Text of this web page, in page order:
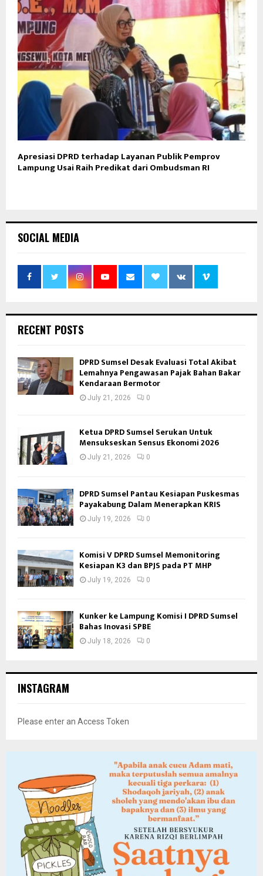
Apresiasi DPRD terhadap Layanan Publik Pemprov
Lampung Usai Raih Predikat dari Ombudsman RI
SOCIAL MEDIA
RECENT POSTS
DPRD Sumsel Desak Evaluasi Total Akibat
Lemahnya Pengawasan Pajak Bahan Bakar
Kendaraan Bermotor
July 21, 2026 0
Ketua DPRD Sumsel Serukan Untuk
Mensukseskan Sensus Ekonomi 2026
July 21, 2026 0
DPRD Sumsel Pantau Kesiapan Puskesmas
Payakabung Dalam Menerapkan KRIS
July 19, 2026 0
Komisi V DPRD Sumsel Memonitoring
Kesiapan K3 dan BPJS pada PT MHP
July 19, 2026 0
Kunker ke Lampung Komisi I DPRD Sumsel
Bahas Inovasi SPBE
July 18, 2026 0
INSTAGRAM
Please enter an Access Token